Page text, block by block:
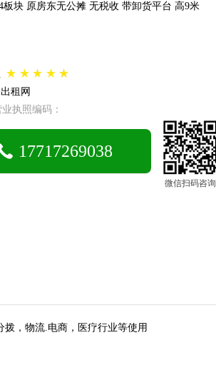
板块 原房东无公摊 无税收 带卸货平台 高9米
租网
执照编码：
17717269038
微信扫码咨询
，物流.电商，医疗行业等使用